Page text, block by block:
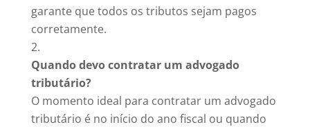
garante que todos os tributos sejam pagos
corretamente.
Quando devo contratar um advogado
tributário?
O momento ideal para contratar um advogado
tributário é no início do ano fiscal ou quando